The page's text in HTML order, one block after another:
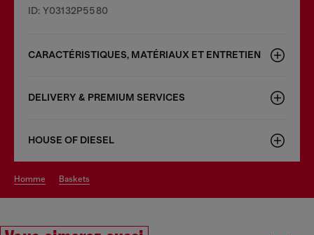
ID: Y03132P5580
CARACTÉRISTIQUES, MATÉRIAUX ET ENTRETIEN
DELIVERY & PREMIUM SERVICES
HOUSE OF DIESEL
homme baskets